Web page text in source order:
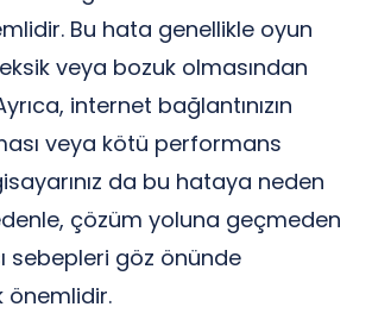
Bu hata genellikle oyun
veya bozuk olmasından
internet bağlantınızın
veya kötü performans
da bu hataya neden
çözüm yoluna geçmeden
sebepleri göz önünde
önemlidir.